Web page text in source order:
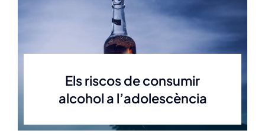
Els riscos de consumir
alcohol a l’adolescència